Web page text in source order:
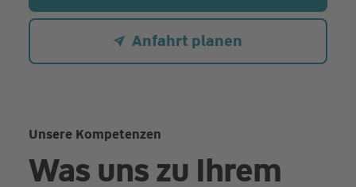
Anfahrt planen
Unsere Kompetenzen
Was uns zu Ihrem